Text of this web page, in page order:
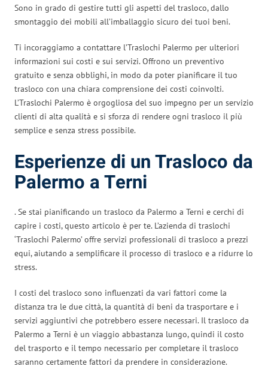
Sono in grado di gestire tutti gli aspetti del trasloco, dallo
smontaggio dei mobili all’imballaggio sicuro dei tuoi beni.
Ti incoraggiamo a contattare l’Traslochi Palermo per ulteriori
informazioni sui costi e sui servizi. Offrono un preventivo
gratuito e senza obblighi, in modo da poter pianificare il tuo
trasloco con una chiara comprensione dei costi coinvolti.
L’Traslochi Palermo è orgogliosa del suo impegno per un servizio
clienti di alta qualità e si sforza di rendere ogni trasloco il più
semplice e senza stress possibile.
Esperienze di un Trasloco da
Palermo a Terni
. Se stai pianificando un trasloco da Palermo a Terni e cerchi di
capire i costi, questo articolo è per te. L’azienda di traslochi
‘Traslochi Palermo’ offre servizi professionali di trasloco a prezzi
equi, aiutando a semplificare il processo di trasloco e a ridurre lo
stress.
I costi del trasloco sono influenzati da vari fattori come la
distanza tra le due città, la quantità di beni da trasportare e i
servizi aggiuntivi che potrebbero essere necessari. Il trasloco da
Palermo a Terni è un viaggio abbastanza lungo, quindi il costo
del trasporto e il tempo necessario per completare il trasloco
saranno certamente fattori da prendere in considerazione.